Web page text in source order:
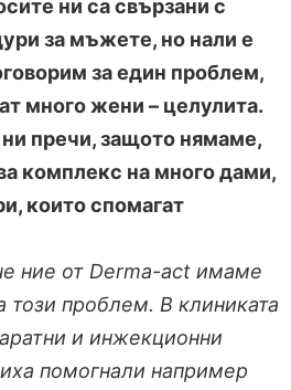
ни са свързани с
за мъжете, но нали е
за един проблем,
много жени – целулита.
пречи, защото нямаме,
комплекс на много дами,
които спомагат
ние от Derma-act имаме
този проблем. В клиниката
и инжекционни
помогнали например